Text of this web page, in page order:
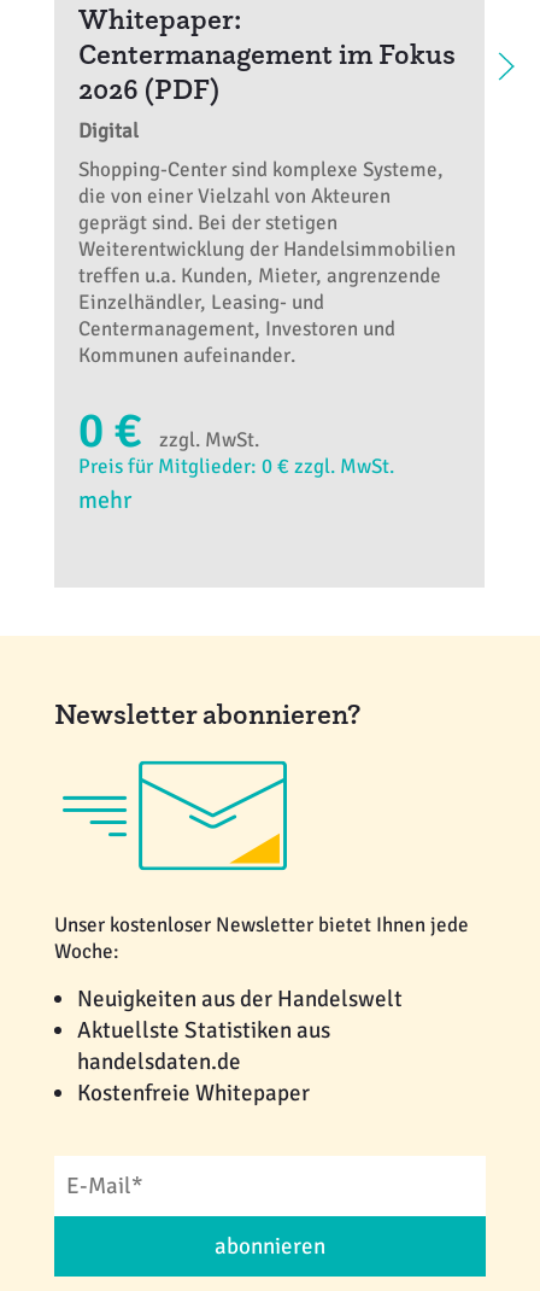
Whitepaper:
Centermanagement im Fokus
2026 (PDF)
Digital
Shopping-Center sind komplexe Systeme,
die von einer Vielzahl von Akteuren
geprägt sind. Bei der stetigen
Weiterentwicklung der Handelsimmobilien
treffen u.a. Kunden, Mieter, angrenzende
Einzelhändler, Leasing- und
Centermanagement, Investoren und
Kommunen aufeinander.
0 €
zzgl. MwSt.
Preis für Mitglieder: 0 € zzgl. MwSt.
mehr
Newsletter abonnieren?
Unser kostenloser Newsletter bietet Ihnen jede
Woche:
Neuigkeiten aus der Handelswelt
Aktuellste Statistiken aus
handelsdaten.de
Kostenfreie Whitepaper
abonnieren